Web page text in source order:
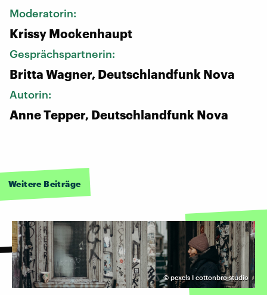
Moderatorin:
Krissy Mockenhaupt
Gesprächspartnerin:
Britta Wagner, Deutschlandfunk Nova
Autorin:
Anne Tepper, Deutschlandfunk Nova
Weitere Beiträge
© pexels I cottonbro studio